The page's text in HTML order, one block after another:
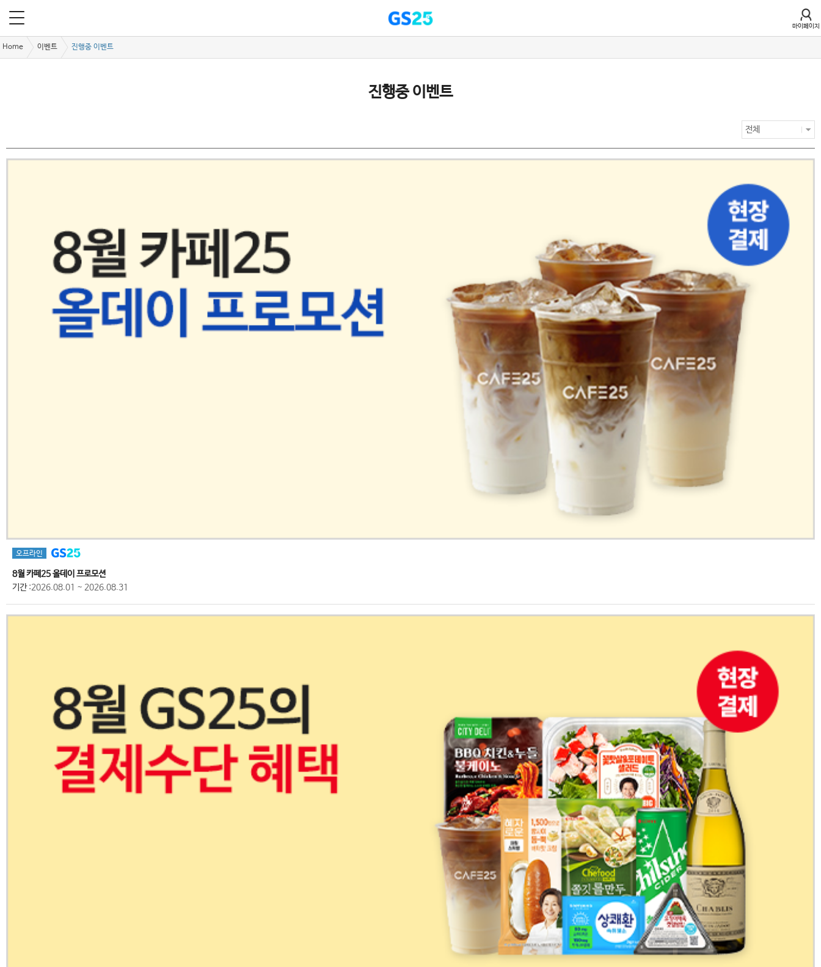
마이페이지
Home 이벤트 진행중 이벤트
진행중 이벤트
오프라인
8월 카페25 올데이 프로모션
기간:2026.08.01 ~ 2026.08.31